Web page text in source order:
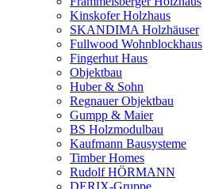
Kinskofer Holzhaus
SKANDIMA Holzhäuser
Fullwood Wohnblockhaus
Fingerhut Haus
Objektbau
Huber & Sohn
Regnauer Objektbau
Gumpp & Maier
BS Holzmodulbau
Kaufmann Bausysteme
Timber Homes
Rudolf HÖRMANN
DERIX-Gruppe